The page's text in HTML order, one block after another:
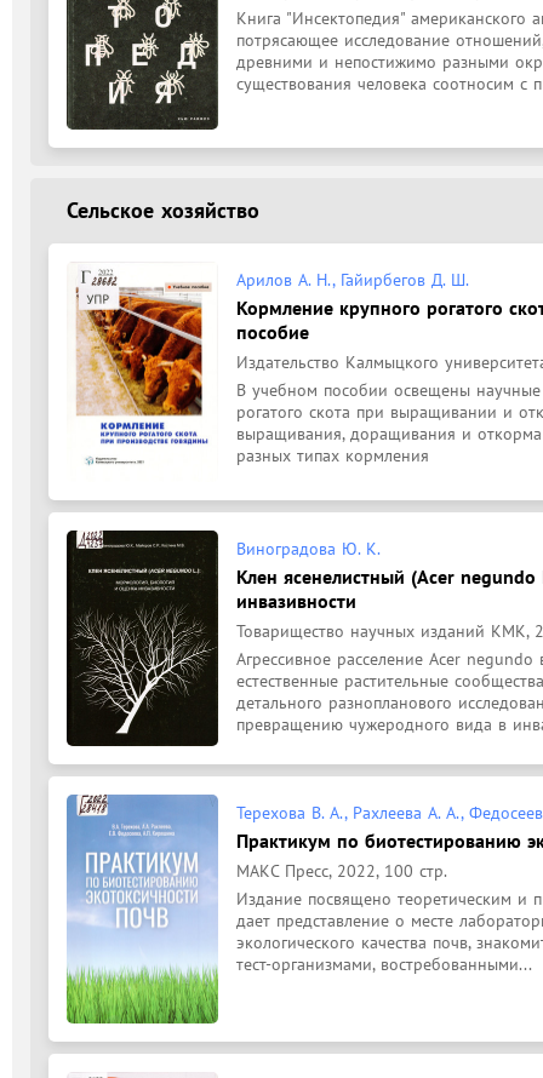
Книга "Инсектопедия"
потрясающее исследование
древними и непостижимо разными
существования человека соотносим с
Сельское хозяйство
Арилов А. Н., Гайирбегов Д. Ш.
Кормление крупного рогатого
пособие
Издательство Калмыцкого
В учебном пособии освещены
рогатого скота при выращивании и
выращивания, доращивания и
разных типах кормления
Виноградова Ю. К.
Клен ясенелистный (Acer
инвазивности
Товарищество научных изданий КМК,
Агрессивное расселение Acer
естественные растительные
детального разнопланового
превращению чужеродного вида в
Терехова В. А., Рахлеева А. А.,
Практикум по биотестированию
МАКС Пресс, 2022, 100 стр.
Издание посвящено теоретическим и
дает представление о месте
экологического качества почв,
тест-организмами, востребованными...